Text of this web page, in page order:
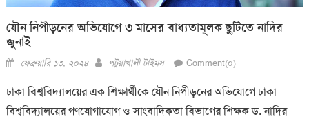
যৌন নিপীড়নের অভিযোগে ৩ মাসের বাধ্যতামূলক ছুটিতে নাদির
জুনাই
Posted
ফেব্রুয়ারি ১৩, ২০২৪ Author
পটুয়াখালী টাইমস Comment(০)
ঢাকা বিশ্ববিদ্যালয়ের এক শিক্ষার্থীকে যৌন নিপীড়নের অভিযোগে ঢাকা
বিশ্ববিদ্যালয়ের গণযোগাযোগ ও সাংবাদিকতা বিভাগের শিক্ষক ড. নাদির